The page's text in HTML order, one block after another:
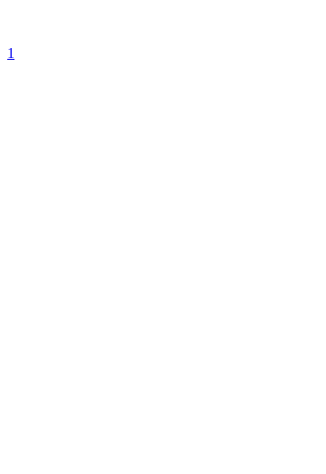
1